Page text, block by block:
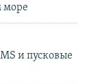
море
и пусковые